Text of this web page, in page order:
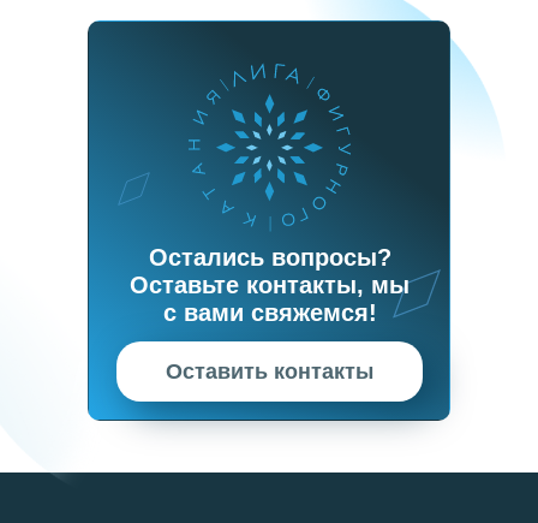
Оставить контакты
Остались вопросы?
Оставьте контакты, мы
с вами свяжемся!